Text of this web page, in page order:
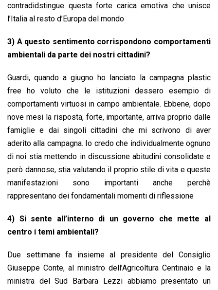
contradidstingue questa forte carica emotiva che unisce
l’Italia al resto d’Europa del mondo
3) A questo sentimento corrispondono comportamenti
ambientali da parte dei nostri cittadini?
Guardi, quando a giugno ho lanciato la campagna plastic
free ho voluto che le istituzioni dessero esempio di
comportamenti virtuosi in campo ambientale. Ebbene, dopo
nove mesi la risposta, forte, importante, arriva proprio dalle
famiglie e dai singoli cittadini che mi scrivono di aver
aderito alla campagna. Io credo che individualmente ognuno
di noi stia mettendo in discussione abitudini consolidate e
però dannose, stia valutando il proprio stile di vita e queste
manifestazioni sono importanti anche perchè
rappresentano dei fondamentali momenti di riflessione
4) Si sente all’interno di un governo che mette al
centro i temi ambientali?
Due settimane fa insieme al presidente del Consiglio
Giuseppe Conte, al ministro dell’Agricoltura Centinaio e la
ministra del Sud Barbara Lezzi abbiamo presentato un